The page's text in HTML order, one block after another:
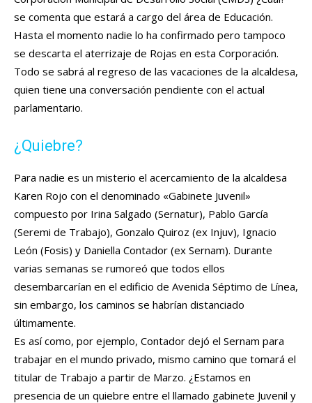
se comenta que estará a cargo del área de Educación.
Hasta el momento nadie lo ha confirmado pero tampoco
se descarta el aterrizaje de Rojas en esta Corporación.
Todo se sabrá al regreso de las vacaciones de la alcaldesa,
quien tiene una conversación pendiente con el actual
parlamentario.
¿Quiebre?
Para nadie es un misterio el acercamiento de la alcaldesa
Karen Rojo con el denominado «Gabinete Juvenil»
compuesto por Irina Salgado (Sernatur), Pablo García
(Seremi de Trabajo), Gonzalo Quiroz (ex Injuv), Ignacio
León (Fosis) y Daniella Contador (ex Sernam). Durante
varias semanas se rumoreó que todos ellos
desembarcarían en el edificio de Avenida Séptimo de Línea,
sin embargo, los caminos se habrían distanciado
últimamente.
Es así como, por ejemplo, Contador dejó el Sernam para
trabajar en el mundo privado, mismo camino que tomará el
titular de Trabajo a partir de Marzo. ¿Estamos en
presencia de un quiebre entre el llamado gabinete Juvenil y